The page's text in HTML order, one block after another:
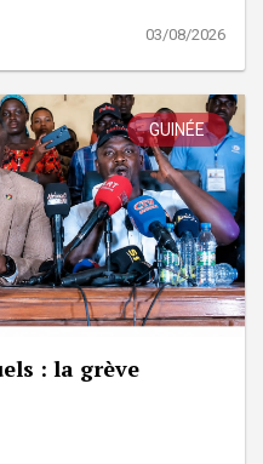
03/08/2026
GUINÉE
: la grève